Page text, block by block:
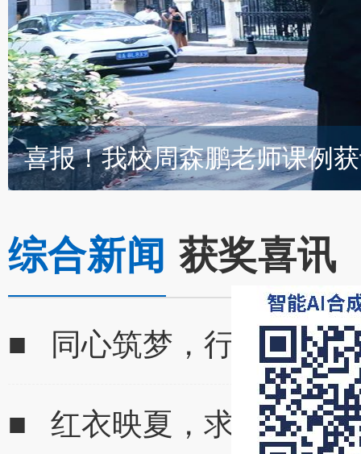
综合新闻 获奖喜讯
■ 同心筑梦，行稳致远
■ 红衣映夏，求真筑梦 |